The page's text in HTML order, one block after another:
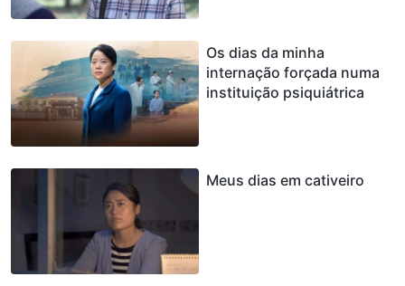
Os dias da minha
internação forçada numa
instituição psiquiátrica
Meus dias em cativeiro